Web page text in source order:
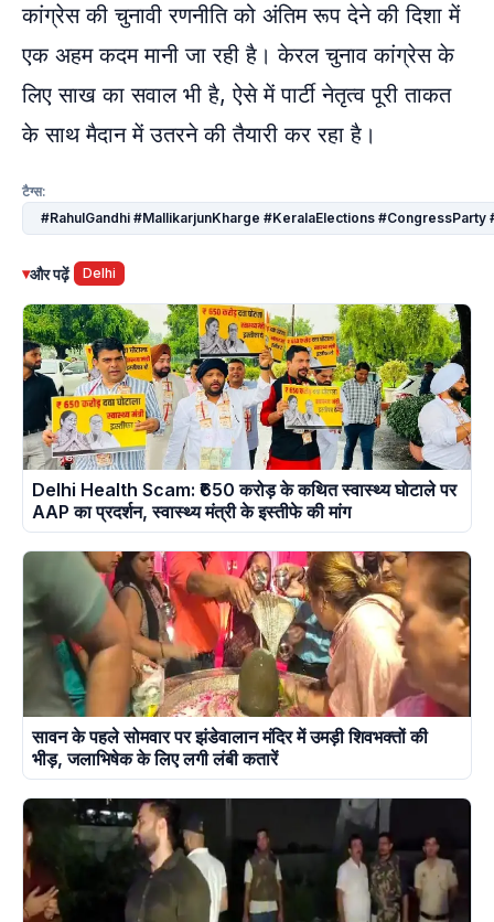
कांग्रेस की चुनावी रणनीति को अंतिम रूप देने की दिशा में
एक अहम कदम मानी जा रही है। केरल चुनाव कांग्रेस के
लिए साख का सवाल भी है, ऐसे में पार्टी नेतृत्व पूरी ताकत
के साथ मैदान में उतरने की तैयारी कर रहा है।
टैग्स:
#RahulGandhi #MallikarjunKharge #KeralaElections
▾और पढ़ें Delhi
Delhi Health Scam: ₹650 करोड़ के कथित स्वास्थ्य घोटाले पर
AAP का प्रदर्शन, स्वास्थ्य मंत्री के इस्तीफे की मांग
सावन के पहले सोमवार पर झंडेवालान मंदिर में उमड़ी शिवभक्तों की
भीड़, जलाभिषेक के लिए लगी लंबी कतारें